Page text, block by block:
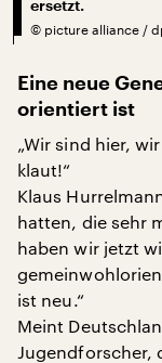
ersetzt.
© picture alliance /
Eine neue
orientiert ist
„Wir sind hier,
klaut!“
Klaus
hatten, die sehr
haben wir jetzt
ist neu.“
Meint
Jugendforscher,